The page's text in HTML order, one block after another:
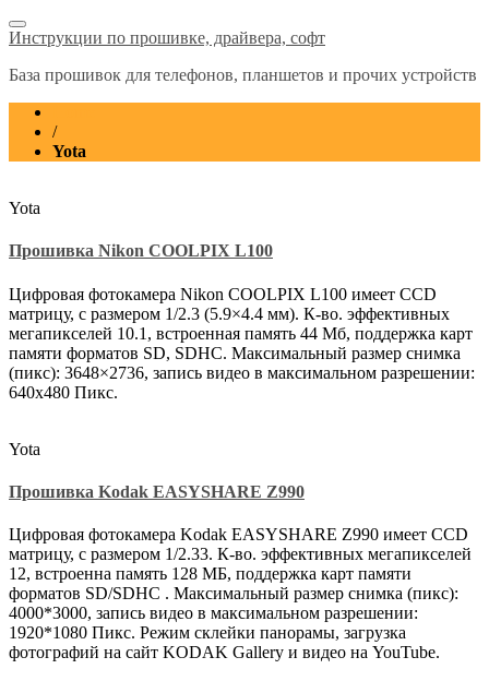
Инструкции по прошивке, драйвера, софт
База прошивок для телефонов, планшетов и прочих устройств
/
Yota
Yota
Прошивка Nikon COOLPIX L100
Цифровая фотокамера Nikon COOLPIX L100 имеет CCD
матрицу, с размером 1/2.3 (5.9×4.4 мм). К-во. эффективных
мегапикселей 10.1, встроенная память 44 Мб, поддержка карт
памяти форматов SD, SDHC. Максимальный размер снимка
(пикс): 3648×2736, запись видео в максимальном разрешении:
640х480 Пикс.
Yota
Прошивка Kodak EASYSHARE Z990
Цифровая фотокамера Kodak EASYSHARE Z990 имеет CСD
матрицу, с размером 1/2.33. К-во. эффективных мегапикселей
12, встроенна память 128 МБ, поддержка карт памяти
форматов SD/SDHC . Максимальный размер снимка (пикс):
4000*3000, запись видео в максимальном разрешении:
1920*1080 Пикс. Режим склейки панорамы, загрузка
фотографий на сайт KODAK Gallery и видео на YouTube.